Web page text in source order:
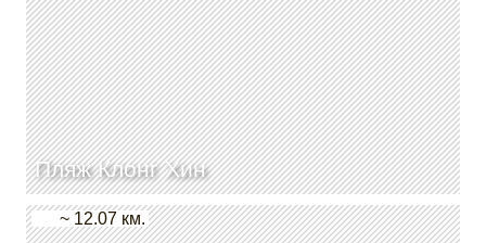
Пляж Клонг Хин
~ 12.07 км.